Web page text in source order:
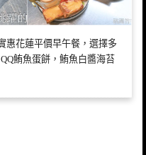
惠花蓮平價早午餐，選擇多
鮪魚蛋餅，鮪魚白醬海苔